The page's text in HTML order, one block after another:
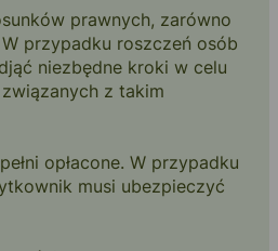
prawnych, zarówno
przypadku roszczeń osób
niezbędne kroki w celu
z takim
opłacone. W przypadku
musi ubezpieczyć